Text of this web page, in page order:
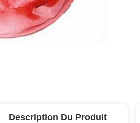
Description Du Produit